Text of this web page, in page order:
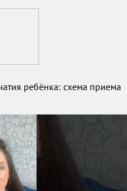
ребёнка: схема приема